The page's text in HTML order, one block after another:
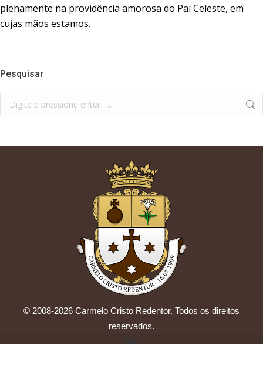
plenamente na providência amorosa do Pai Celeste, em
cujas mãos estamos.
Pesquisar
© 2008-2026 Carmelo Cristo Redentor. Todos os direitos
reservados.